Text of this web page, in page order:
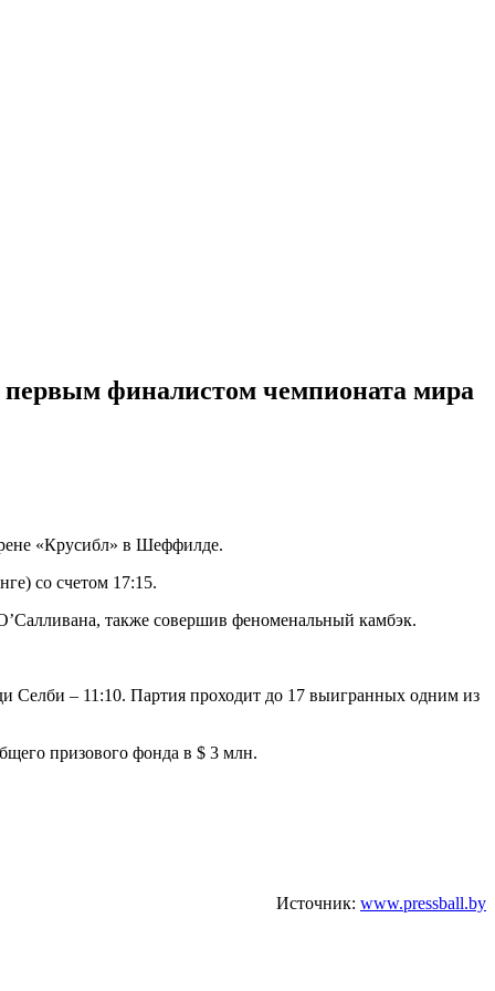
первым финалистом чемпионата мира
«Крусибл» в Шеффилде.
со счетом 17:15.
также совершив феноменальный камбэк.
Селби – 11:10. Партия проходит до 17 выигранных одним из
призового фонда в $ 3 млн.
Источник: www.pressball.by